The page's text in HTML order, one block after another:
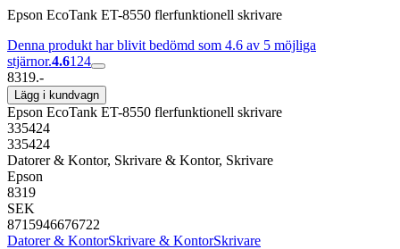
Epson EcoTank ET-8550 flerfunktionell skrivare
Denna produkt har blivit bedömd som 4.6 av 5 möjliga
stjärnor.4.6124
8319.-
Lägg i kundvagn
Epson EcoTank ET-8550 flerfunktionell skrivare
335424
335424
Datorer & Kontor, Skrivare & Kontor, Skrivare
Epson
8319
SEK
8715946676722
Datorer & KontorSkrivare & KontorSkrivare